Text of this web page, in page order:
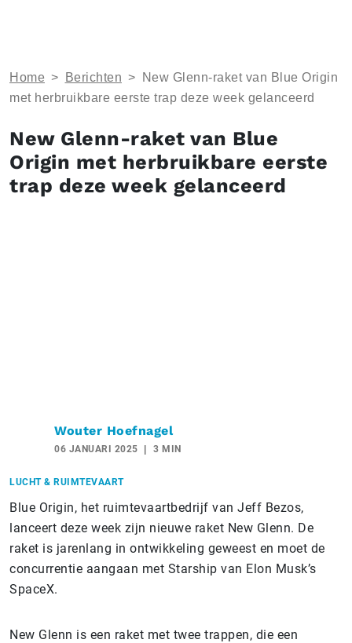
Home > Berichten >
New Glenn-raket van Blue Origin
met herbruikbare eerste trap deze week gelanceerd
New Glenn-raket van Blue
Origin met herbruikbare eerste
trap deze week gelanceerd
Wouter Hoefnagel
06 JANUARI 2025 3 MIN
LUCHT & RUIMTEVAART
Blue Origin, het ruimtevaartbedrijf van Jeff Bezos,
lanceert deze week zijn nieuwe raket New Glenn. De
raket is jarenlang in ontwikkeling geweest en moet de
concurrentie aangaan met Starship van Elon Musk’s
SpaceX.
New Glenn is een raket met twee trappen, die een